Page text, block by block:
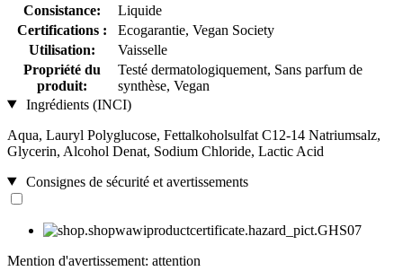
Consistance:
Liquide
Certifications :
Ecogarantie, Vegan Society
Utilisation:
Vaisselle
Propriété du
produit:
Testé dermatologiquement, Sans parfum de
synthèse, Vegan
Ingrédients (INCI)
Aqua, Lauryl Polyglucose, Fettalkoholsulfat C12-14 Natriumsalz,
Glycerin, Alcohol Denat, Sodium Chloride, Lactic Acid
Consignes de sécurité et avertissements
Mention d'avertissement: attention